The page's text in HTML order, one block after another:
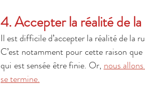
4. Accepter la réalité de
Il est difficile d’accepter la réalité de la
C’est notamment pour cette raison
qui est sensée être finie. Or, nous
se termine.